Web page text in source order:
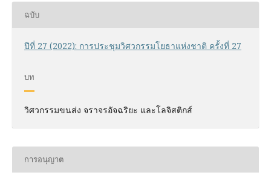
ฉบับ
ปีที่ 27 (2022): การประชุมวิศวกรรมโยธาแห่งชาติ ครั้งที่ 27
บท
วิศวกรรมขนส่ง จราจรอัจฉริยะ และโลจิสติกส์
การอนุญาต